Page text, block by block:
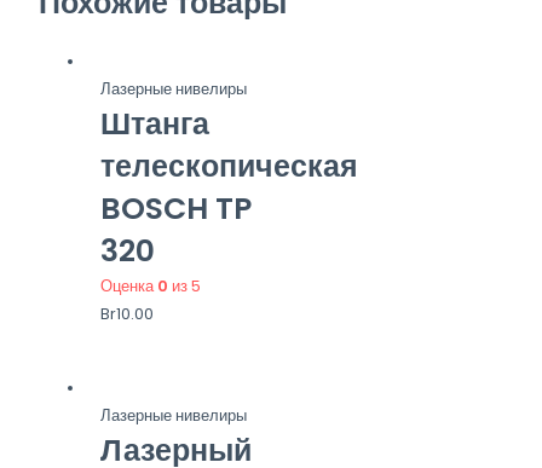
Лазерные нивелиры
Штанга
телескопическая
BOSCH TP
320
Оценка0 из 5
Br10.00
Лазерные нивелиры
Лазерный